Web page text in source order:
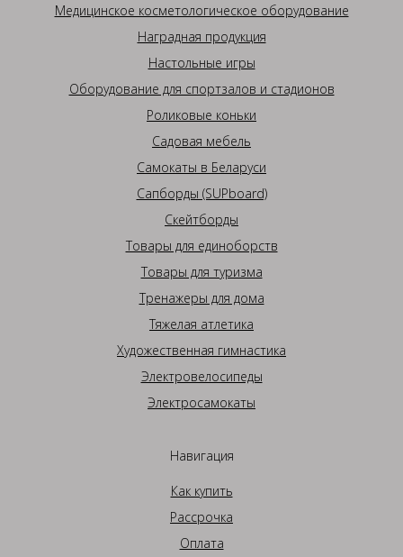
Медицинское косметологическое оборудование
Наградная продукция
Настольные игры
Оборудование для спортзалов и стадионов
Роликовые коньки
Садовая мебель
Самокаты в Беларуси
Сапборды (SUPboard)
Скейтборды
Товары для единоборств
Товары для туризма
Тренажеры для дома
Тяжелая атлетика
Художественная гимнастика
Электровелосипеды
Электросамокаты
Навигация
Как купить
Рассрочка
Оплата